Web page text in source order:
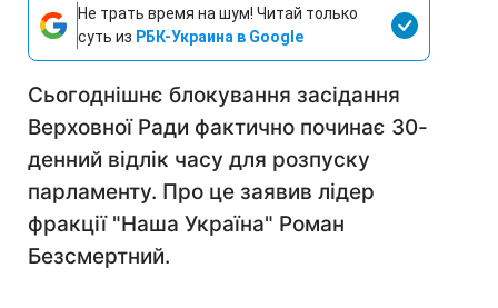
Не трать время на шум! Читай только
суть из РБК-Украина в Google
Сьогоднішнє блокування засідання
Верховної Ради фактично починає 30-
денний відлік часу для розпуску
парламенту. Про це заявив лідер
фракції "Наша Україна" Роман
Безсмертний.